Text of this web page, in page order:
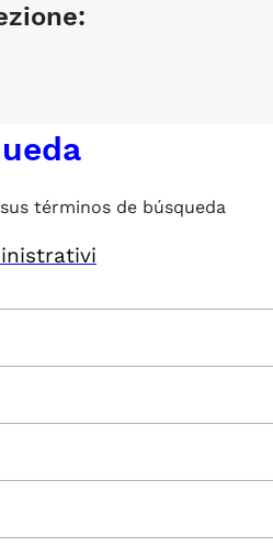
términos de búsqueda